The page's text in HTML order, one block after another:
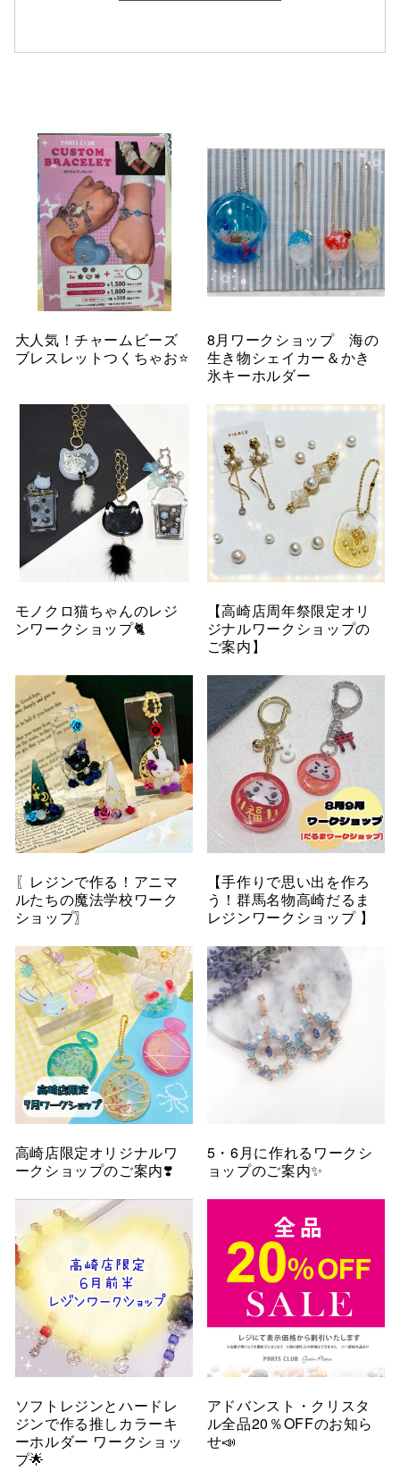
大人気！チャームビーズ
ブレスレットつくちゃお⭐
8月ワークショップ 海の
生き物シェイカー＆かき
氷キーホルダー
モノクロ猫ちゃんのレジ
ンワークショップ🐈
【高崎店周年祭限定オリ
ジナルワークショップの
ご案内】
〖レジンで作る！アニマ
ルたちの魔法学校ワーク
ショップ〗
【手作りで思い出を作ろ
う！群馬名物高崎だるま
レジンワークショップ 】
高崎店限定オリジナルワ
ークショップのご案内❣️
5・6月に作れるワークシ
ョップのご案内✨
ソフトレジンとハードレ
ジンで作る推しカラーキ
ーホルダー ワークショッ
プ🌟
アドバンスト・クリスタ
ル全品20％OFFのお知ら
せ📣